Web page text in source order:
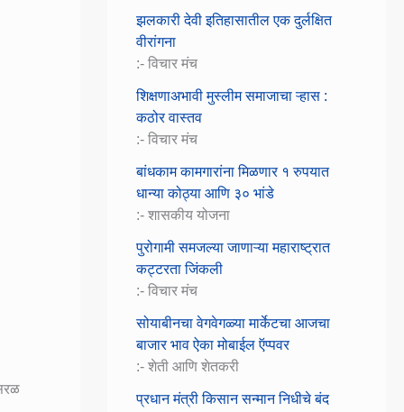
झलकारी देवी इतिहासातील एक दुर्लक्षित
वीरांगना
:- विचार मंच
शिक्षणाअभावी मुस्लीम समाजाचा ऱ्हास :
कठोर वास्तव
:- विचार मंच
बांधकाम कामगारांना मिळणार १ रुपयात
धान्या कोठ्या आणि ३० भांडे
:- शासकीय योजना
पुरोगामी समजल्या जाणाऱ्या महाराष्ट्रात
कट्टरता जिंकली
:- विचार मंच
सोयाबीनचा वेगवेगळ्या मार्केटचा आजचा
बाजार भाव ऐका मोबाईल ऍप्पवर
:- शेती आणि शेतकरी
प्रधान मंत्री किसान सन्मान निधीचे बंद